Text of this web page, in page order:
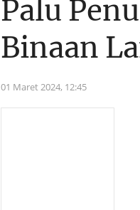
Palu
Binaan
01 Maret 2024, 12:45